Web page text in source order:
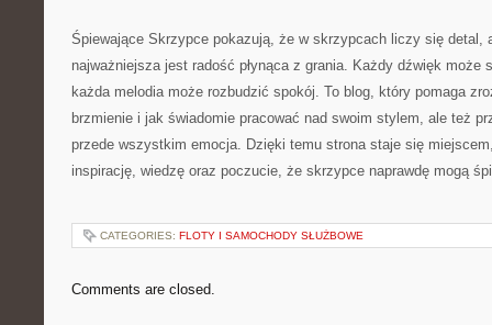
Śpiewające Skrzypce pokazują, że w skrzypcach liczy się detal,
najważniejsza jest radość płynąca z grania. Każdy dźwięk może
każda melodia może rozbudzić spokój. To blog, który pomaga
brzmienie i jak świadomie pracować nad swoim stylem, ale też
przede wszystkim emocja. Dzięki temu strona staje się
inspirację, wiedzę oraz poczucie, że skrzypce naprawdę mogą
CATEGORIES: FLOTY I SAMOCHODY SŁUŻBOWE
Comments are closed.